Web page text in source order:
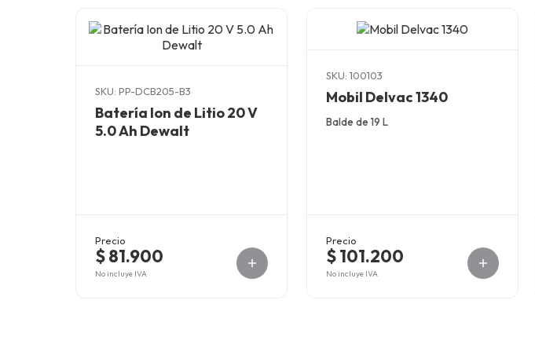
SKU: PP-DCB205-B3
Batería Ion de Litio 20 V
5.0 Ah Dewalt
Precio
$ 81.900
No incluye IVA
SKU: 100103
Mobil Delvac 1340
Balde de 19 L
Precio
$ 101.200
No incluye IVA